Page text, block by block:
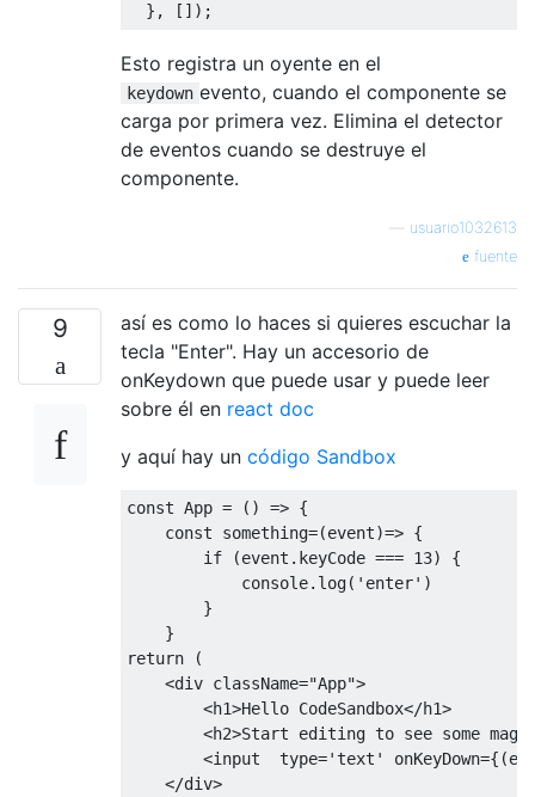
},
[]);
Esto registra un oyente en el
keydown evento, cuando el componente se
carga por primera vez. Elimina el detector
de eventos cuando se destruye el
componente.
usuario1032613
fuente
9
así es como lo haces si quieres escuchar la
tecla "Enter". Hay un accesorio de
onKeydown que puede usar y puede leer
sobre él en react doc
y aquí hay un código Sandbox
const App = () => {
const something=(event)=> {
if
(event . keyCode === 13)
{
            console
. log( 'enter' )
}
}
return
(
<div className="App">
<h1>Hello CodeSandbox</h1>
<h2>Start editing to see some
<input  type='text' onKeyDown={(e
</div>